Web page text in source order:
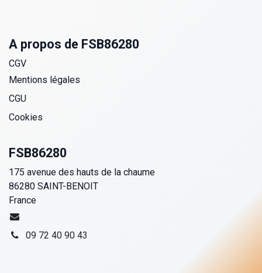
A propos de FSB86280
CGV
Mentions légales
CGU
Cookies
FSB86280
175 avenue des hauts de la chaume
86280 SAINT-BENOIT
France
09 72 40 90 43